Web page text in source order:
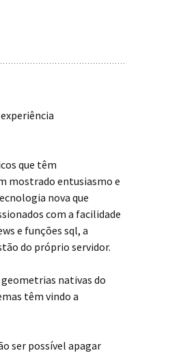
que têm
mostrado entusiasmo e
nova que
com a facilidade
e funções sql, a
do próprio servidor.
nativas do
têm vindo a
ser possível apagar